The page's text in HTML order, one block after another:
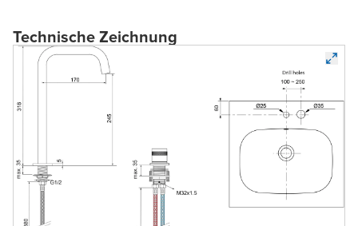
Technische Zeichnung